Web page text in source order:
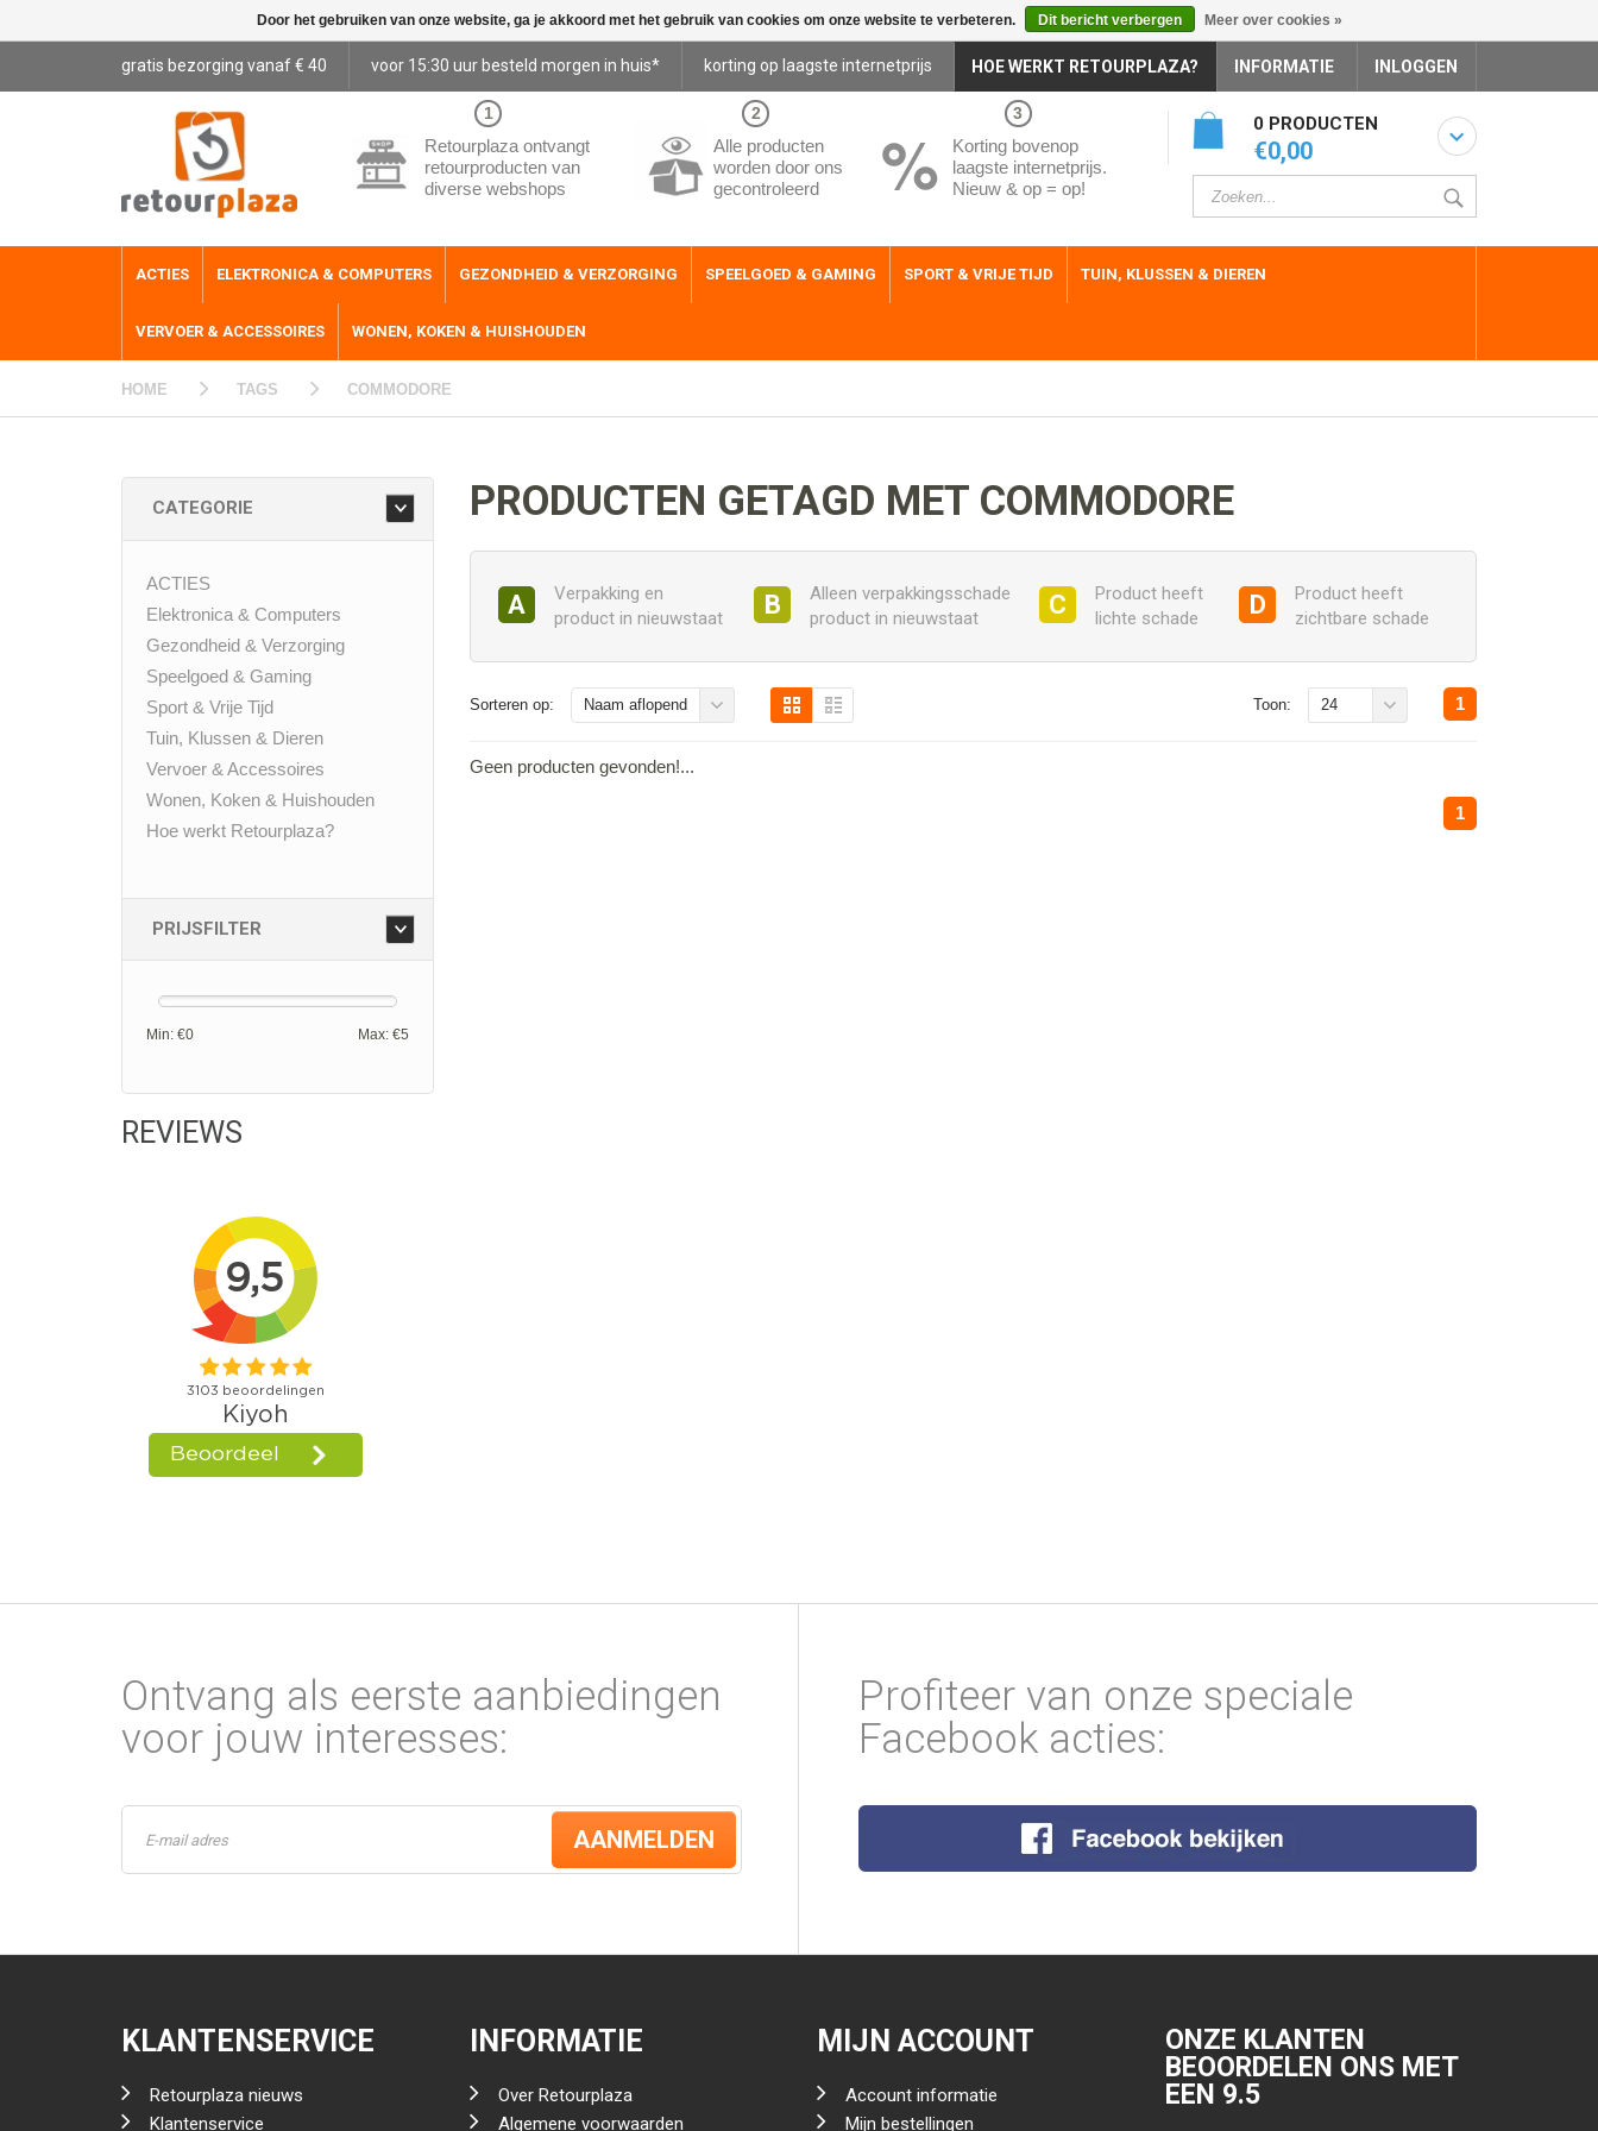
gratis bezorging vanaf € 40 voor 15:30 uur besteld morgen in huis* korting op laagste internetprijs HOE WERKT RETOURPLAZA? INFORMATIE INLOGGEN
1
Retourplaza ontvangt
retourproducten van
diverse webshops
2
Alle producten
worden door ons
gecontroleerd
3
Korting bovenop
laagste internetprijs.
Nieuw & op = op!
0 PRODUCTEN
€0,00
ACTIES ELEKTRONICA & COMPUTERS GEZONDHEID & VERZORGING SPEELGOED & GAMING SPORT & VRIJE TIJD TUIN, KLUSSEN & DIEREN
VERVOER & ACCESSOIRES WONEN, KOKEN & HUISHOUDEN
HOME TAGS COMMODORE
CATEGORIE
ACTIES
Elektronica & Computers
Gezondheid & Verzorging
Speelgoed & Gaming
Sport & Vrije Tijd
Tuin, Klussen & Dieren
Vervoer & Accessoires
Wonen, Koken & Huishouden
Hoe werkt Retourplaza?
PRIJSFILTER
Min: €0 Max: €5
REVIEWS
PRODUCTEN GETAGD MET COMMODORE
A
Verpakking en
product in nieuwstaat
B
Alleen verpakkingsschade
product in nieuwstaat
C
Product heeft
lichte schade
D
Product heeft
zichtbare schade
Sorteren op: Naam aflopend 1
Toon: 24
Geen producten gevonden!...
1
Ontvang als eerste aanbiedingen
voor jouw interesses:
AANMELDEN
Profiteer van onze speciale
Facebook acties:
KLANTENSERVICE
Retourplaza nieuws
Klantenservice
INFORMATIE
Over Retourplaza
Algemene voorwaarden
MIJN ACCOUNT
Account informatie
Mijn bestellingen
ONZE KLANTEN
BEOORDELEN ONS MET
EEN 9.5
Door het gebruiken van onze website, ga je akkoord met het gebruik van cookies om onze website te verbeteren. Dit bericht verbergen Meer over cookies »